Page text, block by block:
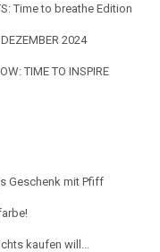
Time to breathe Edition
2024
TIME TO INSPIRE
Geschenk mit Pfiff
kaufen will...